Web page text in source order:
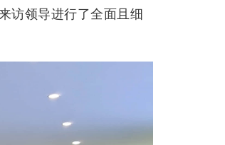
访领导进行了全面且细